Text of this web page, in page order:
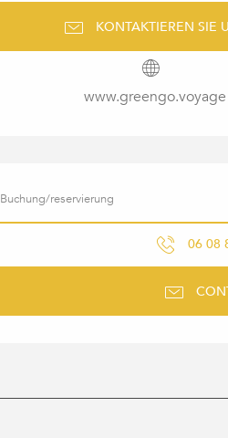
KONTAKTIEREN SIE
www.greengo.voyage
Buchung/reservierung
06 08